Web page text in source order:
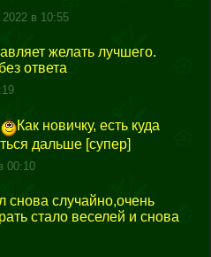
в 10:55
желать лучшего.
ответа
Как новичку, есть куда
дальше [супер]
00:10
снова случайно,очень
стало веселей и снова